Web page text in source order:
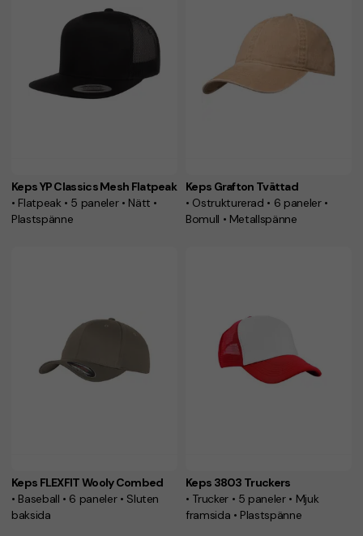
Keps YP Classics Mesh Flatpeak
• Flatpeak • 5 paneler • Nätt •
Plastspänne
Keps Grafton Tvättad
• Ostrukturerad • 6 paneler •
Bomull • Metallspänne
Keps FLEXFIT Wooly Combed
• Baseball • 6 paneler • Sluten
baksida
Keps 3803 Truckers
• Trucker • 5 paneler • Mjuk
framsida • Plastspänne